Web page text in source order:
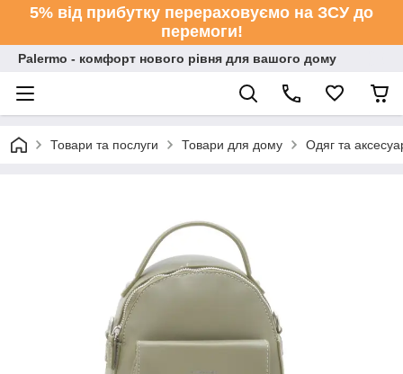
5% від прибутку перераховуємо на ЗСУ до
перемоги!
Palermo - комфорт нового рівня для вашого дому
Товари та послуги Товари для дому Одяг та